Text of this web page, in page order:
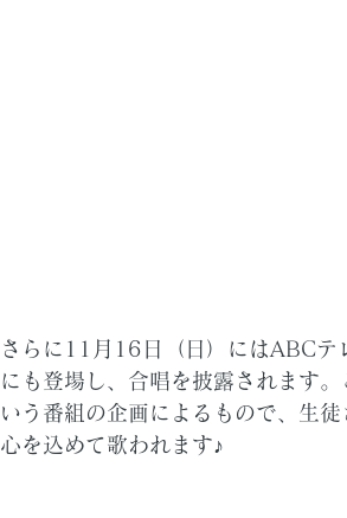
さらに11月16日（日）にはABC
にも登場し、合唱を披露されます
いう番組の企画によるもので、生
心を込めて歌われます♪